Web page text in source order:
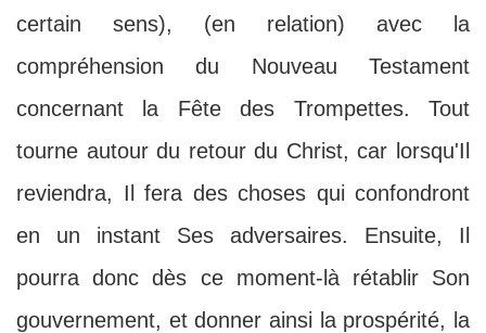
certain sens), (en relation) avec la
compréhension du Nouveau Testament
concernant la Fête des Trompettes. Tout
tourne autour du retour du Christ, car lorsqu'Il
reviendra, Il fera des choses qui confondront
en un instant Ses adversaires. Ensuite, Il
pourra donc dès ce moment-là rétablir Son
gouvernement, et donner ainsi la prospérité, la